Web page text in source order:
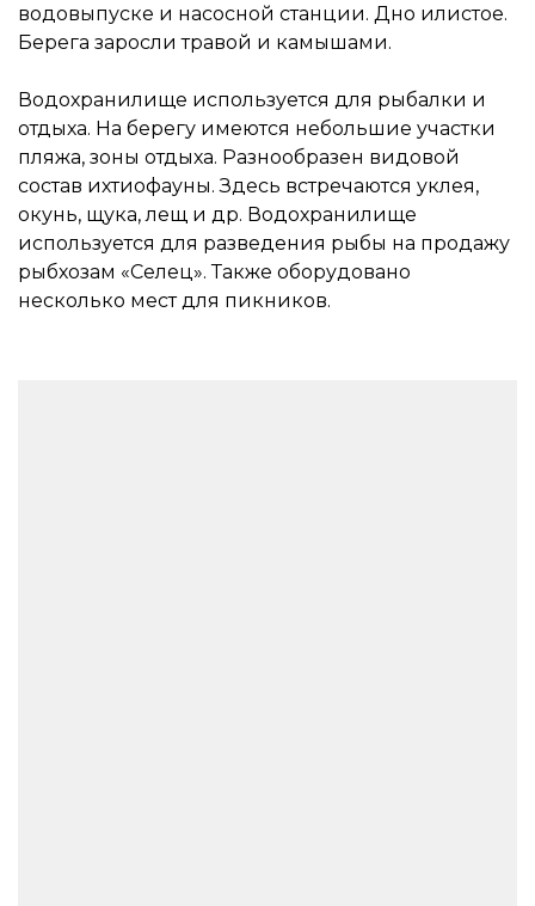
водовыпуске и насосной станции. Дно илистое.
Берега заросли травой и камышами.
Водохранилище используется для рыбалки и
отдыха. На берегу имеются небольшие участки
пляжа, зоны отдыха. Разнообразен видовой
состав ихтиофауны. Здесь встречаются уклея,
окунь, щука, лещ и др. Водохранилище
используется для разведения рыбы на продажу
рыбхозам «Селец». Также оборудовано
несколько мест для пикников.